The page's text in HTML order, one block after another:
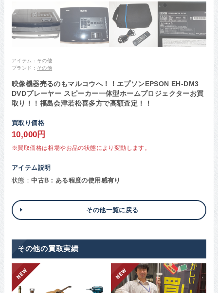
アイテム： その他
ブランド： その他
映像機器売るのもマルコウへ！！エプソンEPSON EH-DM3
DVDプレーヤー スピーカー一体型ホームプロジェクターお買
取り！！福島会津若松喜多方で高額査定！！
買取り価格
10,000円
※買取価格は相場やお品の状態により変動します。
アイテム説明
状態：中古B：ある程度の使用感有り
その他一覧に戻る
その他の買取実績